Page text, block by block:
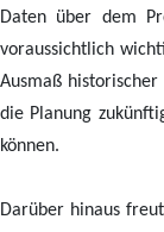
Daten über dem
voraussichtlich
Ausmaß
die Planung
können.
Darüber hinaus